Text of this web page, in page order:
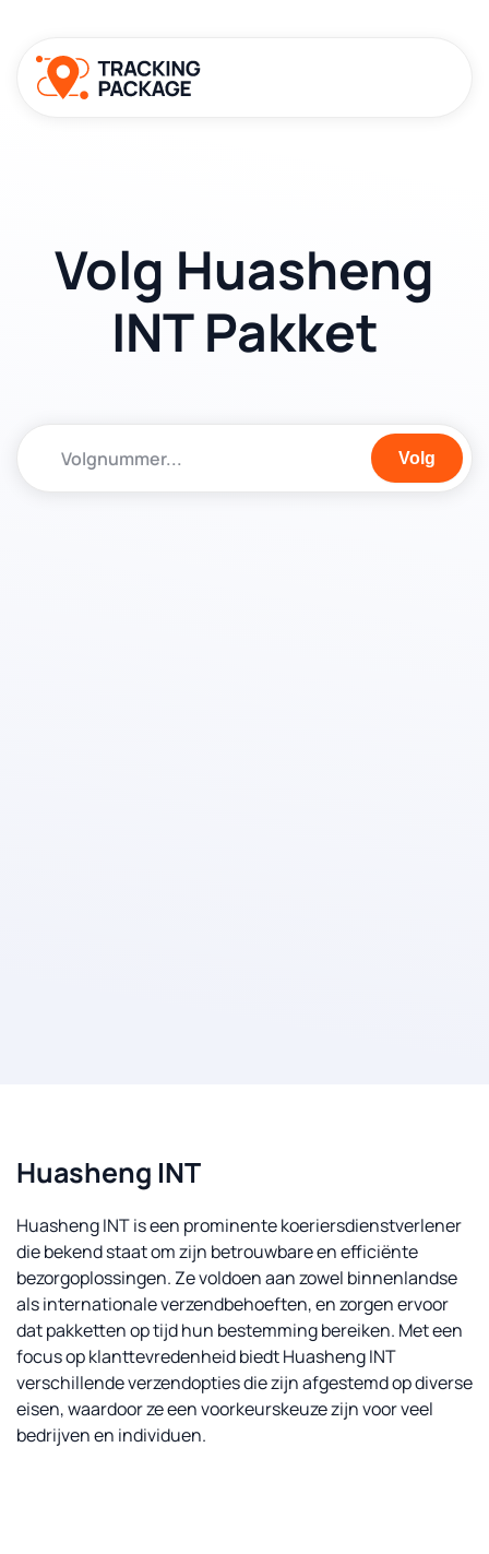
Volg Huasheng
INT Pakket
Volg
Huasheng INT
Huasheng INT is een prominente koeriersdienstverlener
die bekend staat om zijn betrouwbare en efficiënte
bezorgoplossingen. Ze voldoen aan zowel binnenlandse
als internationale verzendbehoeften, en zorgen ervoor
dat pakketten op tijd hun bestemming bereiken. Met een
focus op klanttevredenheid biedt Huasheng INT
verschillende verzendopties die zijn afgestemd op diverse
eisen, waardoor ze een voorkeurskeuze zijn voor veel
bedrijven en individuen.